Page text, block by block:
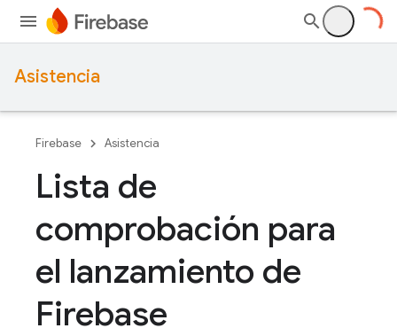
Asistencia
Firebase Asistencia
Lista de
comprobación para
el lanzamiento de
Firebase